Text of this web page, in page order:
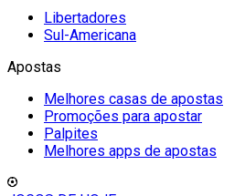
Libertadores
Sul-Americana
Apostas
Melhores casas de apostas
Promoções para apostar
Palpites
Melhores apps de apostas